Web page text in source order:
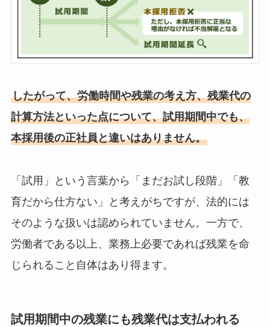
したがって、労働時間や残業の考え方、残業代の
計算方法といった点について、試用期間中でも、
本採用後の正社員と違いはありません。
「試用」という言葉から「まだお試し段階」「教
育だから仕方ない」と考えがちですが、法的には
そのような扱いは認められていません。一方で、
労働者である以上、業務上必要であれば残業を命
じられること自体はあり得ます。
試用期間中の残業にも残業代は支払われる